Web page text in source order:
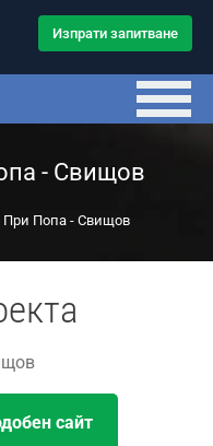
Изпрати запитване
- Свищов
При Попа - Свищов
сайт